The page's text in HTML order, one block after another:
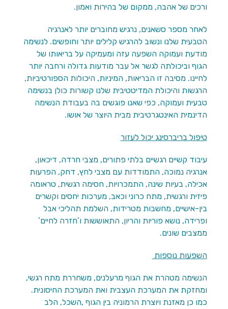
ורכים של אהבה, ממקום של בהירות ואמון.
לאחר מספר סשאנים, נרגיש מחוברים יותר לאנרגיה
הטבעית שלנו ונשוב להרגיש קלילים יותר וחופשים. לנשימה
מודעת ועמוקה השפעה עזה ומעמיקה על בריאותו של
הגוף וביכולתה לגשר אל עבר מודעות גדולה ורחבה יותר
לחיינו. מסיבה זו הבריאות, המיניות, היכולות הספורטיביות,
הרגשות והיכולת המדיטטיבית שלנו קשורות כולן בנשימה
טבעית ועמוקה, כפי שאנו פוגשים בה בעבודת הנשימה
הדינמית האינטגרטיבית מבית היוצר של אושו.
טיפול בריברסינג יכול לעזור
עיבוד קשיים רגשיים בלתי פתורים, מצבי חרדה, דיכאון,
אנרגיה נמוכה, התמודדות עם מצבי לחץ, דחק, הפרעות
אכילה, בעיות שינה, התמכרויות, חסימה רגשית, טראומה
פיזית ורגשית, מתח כרוני וכאב, מערכות יחסים וקשרים
בין-אישיים, מחשבות מטרידות, השלמת תהליכי אבל
ופרידה, נושא פוריות והריון, התאוששות ו’חזרה לחיים’
ממצבים שונים.
השפעות נוספות
הנשימה מטהרת את הגוף מרעלנים, משחררת מתח רגשי,
ומחזקת את המערכת העצבית ואת המערכת החיסונית.
כמו כן מאזנת ויוצרת הרמוניה בין הגוף ,השכל, הלב